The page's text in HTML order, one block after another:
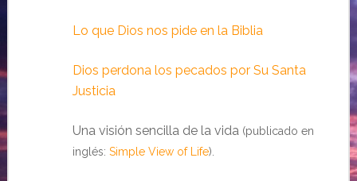
Lo que Dios nos pide en la Biblia
Dios perdona los pecados por Su Santa
Justicia
Una visión sencilla de la vida (publicado en
inglés: Simple View of Life).